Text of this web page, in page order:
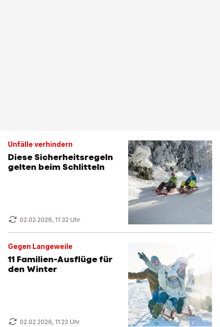
Unfälle verhindern
Diese Sicherheitsregeln
gelten beim Schlitteln
02.02.2026, 11:32 Uhr
Gegen Langeweile
11 Familien-Ausflüge für
den Winter
02.02.2026, 11:22 Uhr